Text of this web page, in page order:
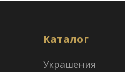
Каталог
Украшения